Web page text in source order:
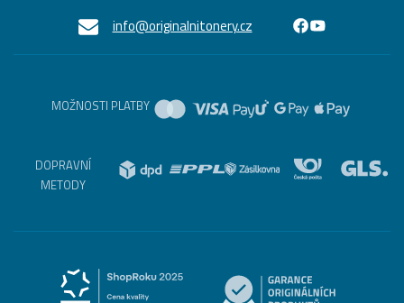
info@originalnitonery.cz
MOŽNOSTI PLATBY
DOPRAVNÍ
METODY